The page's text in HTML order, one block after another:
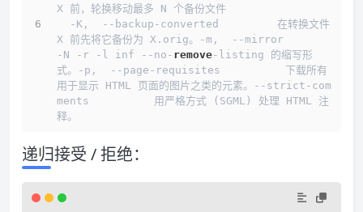
X 前，轮换移动最多 N 个备份文件
X 前先将它备份为 X.orig。-m,  --mirror
-N -r -l inf --no- remove-listing 的缩写形
式。-p,  --page-requisites          下载所有
用于显示 HTML 页面的图片之类的元素。--strict-com
ments          用严格方式 (SGML) 处理 HTML 注
释。
递归接受 / 拒绝：